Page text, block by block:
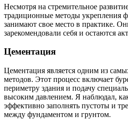
Несмотря на стремительное
традиционные методы укрепления
занимают свое место в практике.
зарекомендовали себя и остаются
Цементация
Цементация является одним из
методов. Этот процесс включает
периметру здания и подачу
высоким давлением. Я наблюдал,
эффективно заполнять пустоты и
между фундаментом и грунтом.